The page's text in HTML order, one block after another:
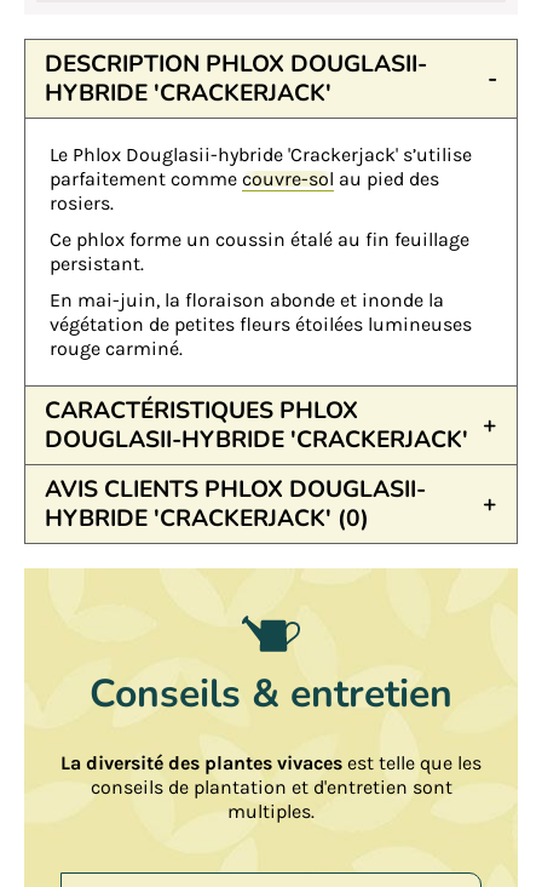
DESCRIPTION PHLOX DOUGLASII-
HYBRIDE 'CRACKERJACK'
Le Phlox Douglasii-hybride 'Crackerjack' s’utilise
parfaitement comme couvre-sol au pied des
rosiers.
Ce phlox forme un coussin étalé au fin feuillage
persistant.
En mai-juin, la floraison abonde et inonde la
végétation de petites fleurs étoilées lumineuses
rouge carminé.
CARACTÉRISTIQUES PHLOX
DOUGLASII-HYBRIDE 'CRACKERJACK'
AVIS CLIENTS PHLOX DOUGLASII-
HYBRIDE 'CRACKERJACK' (0)
Conseils & entretien
La diversité des plantes vivaces est telle que les
conseils de plantation et d'entretien sont
multiples.